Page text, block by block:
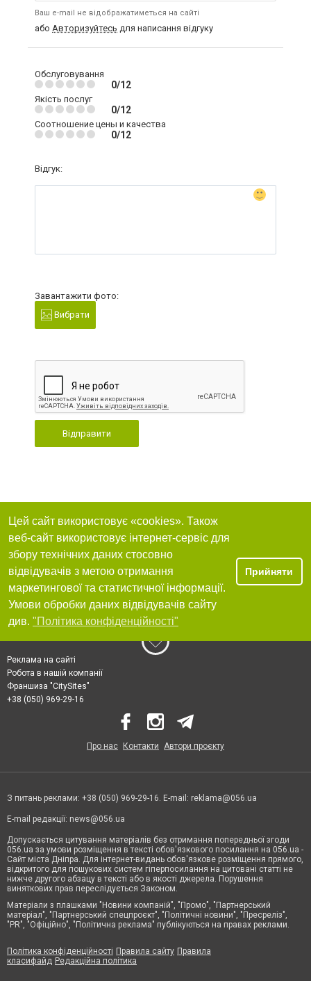
Ваш e-mail не відображатиметься на сайті
або Авторизуйтесь для написання відгуку
Обслуговування
0/12
Якість послуг
0/12
Соотношение цены и качества
0/12
Відгук:
Завантажити фото:
Вибрати
Відправити
Цей сайт використовує «cookies». Також
веб-сайт використовує інтернет-сервіс для
збору технічних даних стосовно
відвідувачів з метою отримання
маркетингової та статистичної інформації.
Умови обробки даних відвідувачів сайту
див. "Політика конфіденційності"
Прийняти
Реклама на сайті
Робота в нашій компанії
Франшиза "CitySites"
+38 (050) 969-29-16
Про нас Контакти Автори проєкту
З питань реклами: +38 (050) 969-29-16. E-mail: reklama@056.ua
E-mail редакції: news@056.ua
Допускається цитування матеріалів без отримання попередньої згоди
056.ua за умови розміщення в тексті обов'язкового посилання на 056.ua -
Сайт міста Дніпра. Для інтернет-видань обов'язкове розміщення прямого,
відкритого для пошукових систем гіперпосилання на цитовані статті не
нижче другого абзацу в тексті або в якості джерела. Порушення
виняткових прав переслідується Законом.
Матеріали з плашками "Новини компаній", "Промо", "Партнерський
матеріал", "Партнерський спецпроєкт", "Політичні новини", "Пресреліз",
"PR", "Офіційно", "Політична реклама" публікуються на правах реклами.
Політика конфіденційності Правила сайту Правила
класифайд Редакційна політика